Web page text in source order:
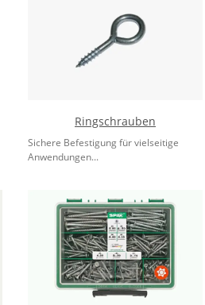
Ringschrauben
Sichere Befestigung für vielseitige
Anwendungen...